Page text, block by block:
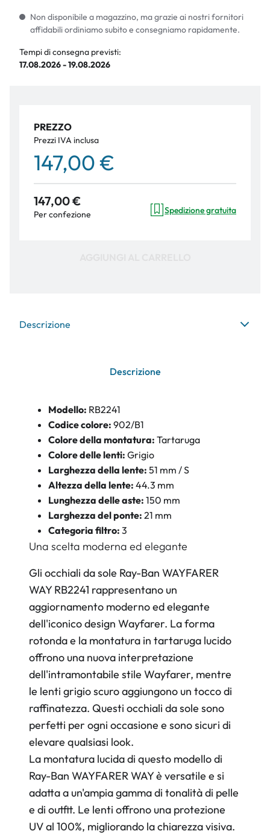
Non disponibile a magazzino, ma grazie ai nostri fornitori
affidabili ordiniamo subito e consegniamo rapidamente.
Tempi di consegna previsti:
17.08.2026 - 19.08.2026
PREZZO
Prezzi IVA inclusa
147,00 €
147,00 €
Per confezione Spedizione gratuita
Descrizione
Descrizione
Modello: RB2241
Codice colore: 902/B1
Colore della montatura: Tartaruga
Colore delle lenti: Grigio
Larghezza della lente: 51 mm / S
Altezza della lente: 44.3 mm
Lunghezza delle aste: 150 mm
Larghezza del ponte: 21 mm
Categoria filtro: 3
Una scelta moderna ed elegante
Gli occhiali da sole Ray-Ban WAYFARER
WAY RB2241 rappresentano un
aggiornamento moderno ed elegante
dell'iconico design Wayfarer. La forma
rotonda e la montatura in tartaruga lucido
offrono una nuova interpretazione
dell'intramontabile stile Wayfarer, mentre
le lenti grigio scuro aggiungono un tocco di
raffinatezza. Questi occhiali da sole sono
perfetti per ogni occasione e sono sicuri di
elevare qualsiasi look.
La montatura lucida di questo modello di
Ray-Ban WAYFARER WAY è versatile e si
adatta a un'ampia gamma di tonalità di pelle
e di outfit. Le lenti offrono una protezione
UV al 100%, migliorando la chiarezza visiva.